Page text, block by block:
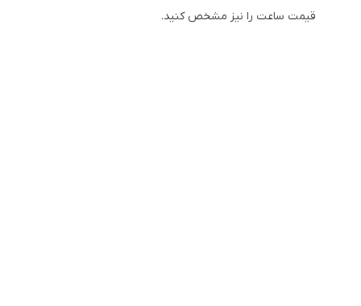
قیمت ساعت را نیز مشخص کنید.